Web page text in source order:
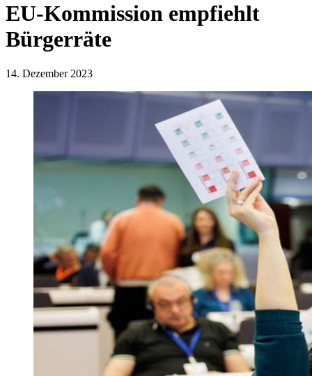
EU-Kommission empfiehlt
Bürgerräte
14. Dezember 2023